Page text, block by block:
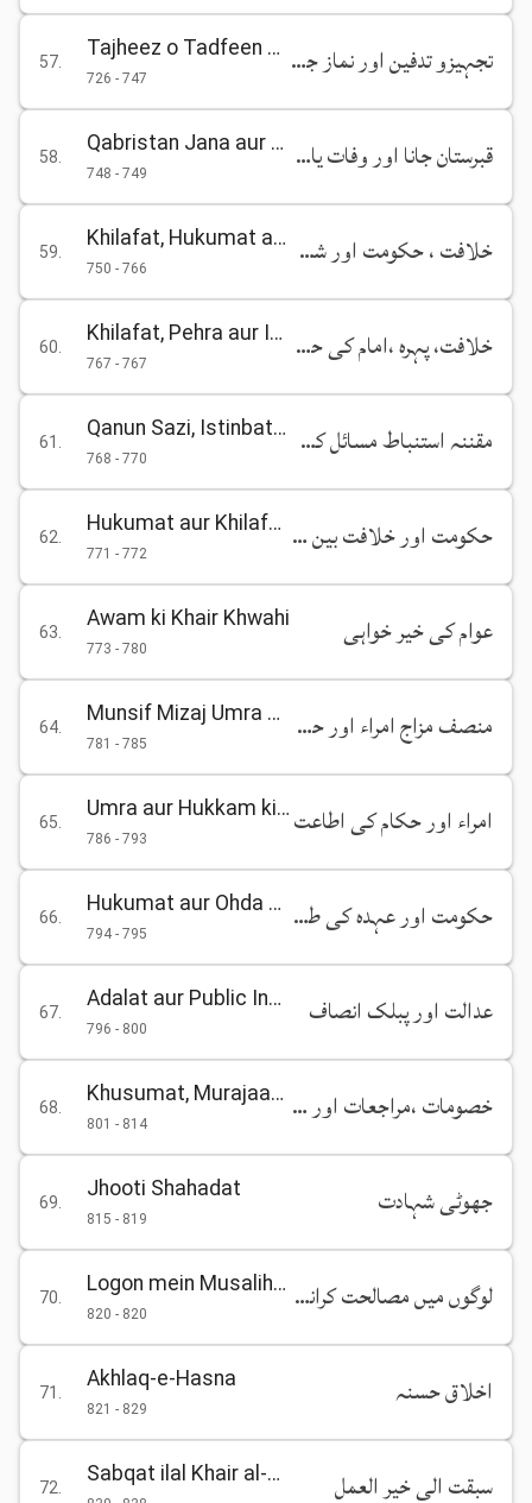
57
Tajheez o Tadfeen aur Namaz-e-Janaza
726 - 747 تجہیزو تدفین اور نماز جنازہ
58
Qabristan Jana aur Wafat Yafta Azizoon ke Liye Dua
748 - 749 قبرستان جانا اور وفات یافتہ عزیزوں کے لیے دعا کرنا
59
Khilafat, Hukumat aur Shura
750 - 766 خلافت ، حکومت اور شوریٰ
60
Khilafat, Pehra aur Imam ki Hifazat
767 - 767 خلافت، پہرہ ،امام کی حفاظت
61
Qanun Sazi, Istinbat-e-Masail aur Bain-ul-Aqwami Zimmedariyan
768 - 770 مقننہ استنباط مسائل کے بارہ میں رہنما اصول اور حکومت کی بین الاقوامی ذمہ داریاں
62
Hukumat aur Khilafat ke Bain-ul-Aqwami Moahedat
771 - 772 حکومت اور خلافت بین الاقوامی معاہدے
63
Awam ki Khair Khwahi
773 - 780 عوام کی خیر خواہی
64
Munsif Mizaj Umra aur Hukkam
781 - 785 منصف مزاج امراء اور حکام
65
Umra aur Hukkam ki Ita'at
786 - 793 امراء اور حکام کی اطاعت
66
Hukumat aur Ohda ki Talab Na Pasandeeda Hai
794 - 795 حکومت اور عہدہ کی طلب ناپسندیدہ ہے
67
Adalat aur Public Insaf
796 - 800 عدالت اور پبلک انصاف
68
Khusumat, Murajaat aur Jurm o Saza
801 - 814 خصومات ،مراجعات اور جرم و سزا
69
Jhooti Shahadat
815 - 819 جھوٹی شہادت
70
Logon mein Musalihat Karane ki Fazilat
820 - 820 لوگوں میں مصالحت کرانے کی فضیلت
71
Akhlaq-e-Hasna
821 - 829 اخلاق حسنہ
72
Sabqat ilal Khair al-Amal سبقت الی خیر العمل